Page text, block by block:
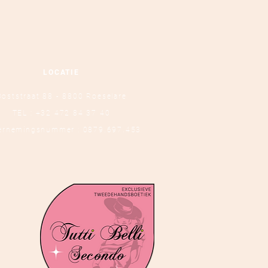
LOCATIE
88 - 8800 Roeselare
TEL :
+32 472 84 37 40
: 0879.697.453